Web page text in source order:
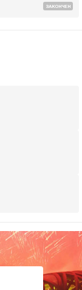
ЗАКОНЧЕН